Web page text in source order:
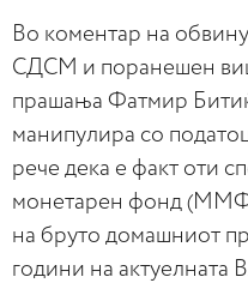
Во коментар на
СДСМ и поранешен
прашања Фатмир
манипулира со
рече дека е факт оти
монетарен фонд
на бруто домашниот
години на актуелната